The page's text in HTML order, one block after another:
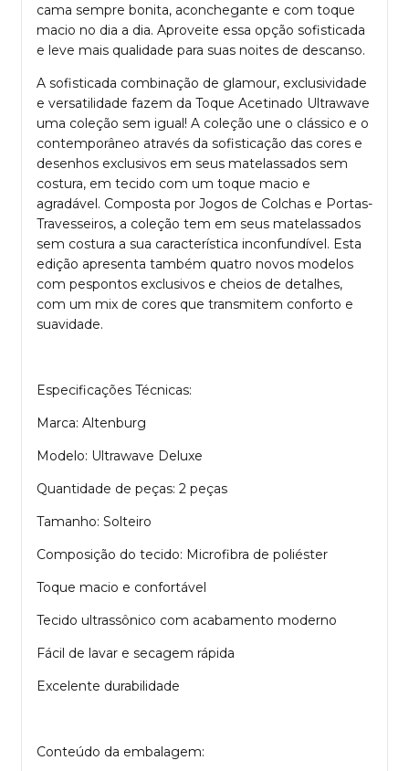
cama sempre bonita, aconchegante e com toque
macio no dia a dia. Aproveite essa opção sofisticada
e leve mais qualidade para suas noites de descanso.
A sofisticada combinação de glamour, exclusividade
e versatilidade fazem da Toque Acetinado Ultrawave
uma coleção sem igual! A coleção une o clássico e o
contemporâneo através da sofisticação das cores e
desenhos exclusivos em seus matelassados sem
costura, em tecido com um toque macio e
agradável. Composta por Jogos de Colchas e Portas-
Travesseiros, a coleção tem em seus matelassados
sem costura a sua característica inconfundível. Esta
edição apresenta também quatro novos modelos
com pespontos exclusivos e cheios de detalhes,
com um mix de cores que transmitem conforto e
suavidade.
Especificações Técnicas:
Marca: Altenburg
Modelo: Ultrawave Deluxe
Quantidade de peças: 2 peças
Tamanho: Solteiro
Composição do tecido: Microfibra de poliéster
Toque macio e confortável
Tecido ultrassônico com acabamento moderno
Fácil de lavar e secagem rápida
Excelente durabilidade
Conteúdo da embalagem: